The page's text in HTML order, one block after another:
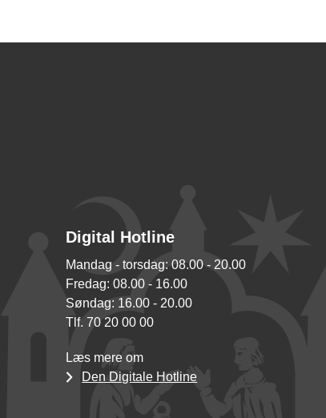
Digital Hotline
Mandag - torsdag: 08.00 - 20.00
Fredag: 08.00 - 16.00
Søndag: 16.00 - 20.00
Tlf. 70 20 00 00
Læs mere om
Den Digitale Hotline